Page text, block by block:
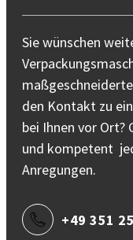
Sie wünschen
den Kontakt zu
bei Ihnen vor Ort?
und kompetent
Anregungen.
+49 351